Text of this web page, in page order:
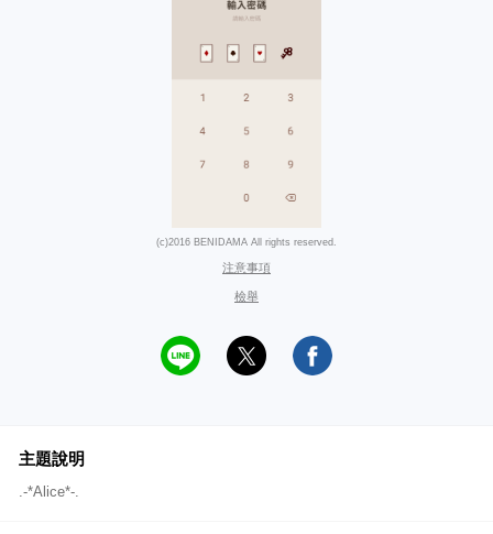
(c)2016 BENIDAMA All rights reserved.
注意事項
檢舉
主題說明
.-*Alice*-.